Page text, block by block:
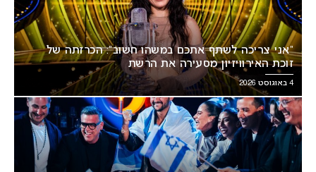
“אני צריכה לשתף אתכם במשהו חשוב”: הכרזתה של
זוכת האירוויזיון מסעירה את הרשת
4 באוגוסט 2026